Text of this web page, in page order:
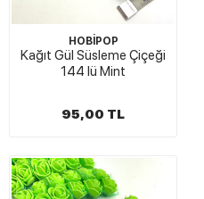
HOBİPOP
Kağıt Gül Süsleme Çiçeği
144 lü Mint
95,00 TL